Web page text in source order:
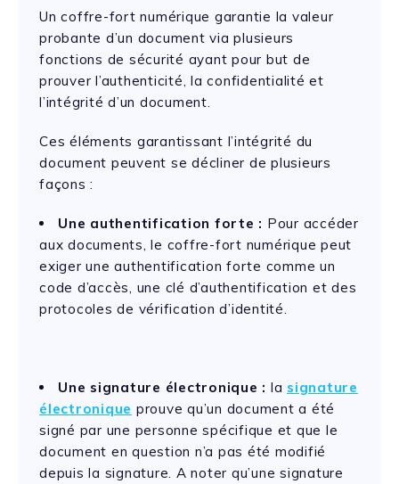
Un coffre-fort numérique garantie la valeur
probante d’un document via plusieurs
fonctions de sécurité ayant pour but de
prouver l’authenticité, la confidentialité et
l’intégrité d’un document.
Ces éléments garantissant l’intégrité du
document peuvent se décliner de plusieurs
façons :
Une authentification forte : Pour accéder
aux documents, le coffre-fort numérique peut
exiger une authentification forte comme un
code d’accès, une clé d’authentification et des
protocoles de vérification d’identité.
Une signature électronique : la signature
électronique prouve qu’un document a été
signé par une personne spécifique et que le
document en question n’a pas été modifié
depuis la signature. A noter qu’une signature